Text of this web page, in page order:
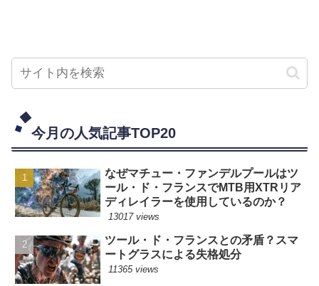
今月の人気記事TOP20
なぜマチュー・ファンデルプールはツ
ール・ド・フランスでMTB用XTRリア
ディレイラーを使用しているのか？
13017 views
ツール・ド・フランスとの矛盾？スマ
ートグラスによる失格処分
11365 views